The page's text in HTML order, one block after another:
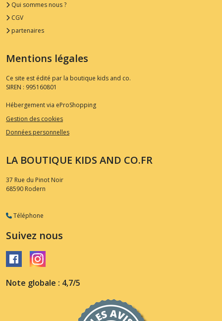
Qui sommes nous ?
CGV
partenaires
Mentions légales
Ce site est édité par la boutique kids and co.
SIREN : 995160801
Hébergement via eProShopping
Gestion des cookies
Données personnelles
LA BOUTIQUE KIDS AND CO.FR
37 Rue du Pinot Noir
68590 Rodern
Téléphone
Suivez nous
Note globale : 4,7/5